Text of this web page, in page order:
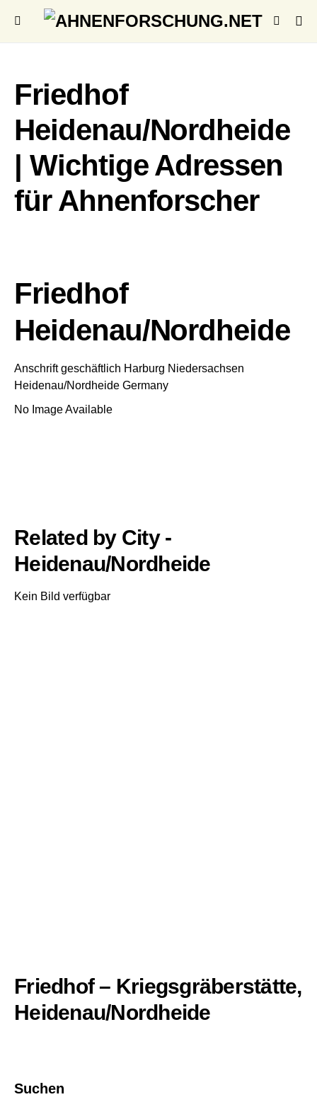
Friedhof
Heidenau/Nordheide
| Wichtige Adressen
für Ahnenforscher
Friedhof
Heidenau/Nordheide
Anschrift geschäftlich Harburg Niedersachsen
Heidenau/Nordheide Germany
No Image Available
Related by City -
Heidenau/Nordheide
Kein Bild verfügbar
Friedhof – Kriegsgräberstätte,
Heidenau/Nordheide
Suchen